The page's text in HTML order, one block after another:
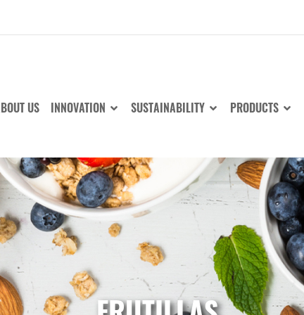
US INNOVATION SUSTAINABILITY PRODUCTS